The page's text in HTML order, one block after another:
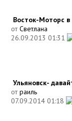
Восток-Моторс в
отСветлана
26.09.2013 01:31
Ульяновск-
отраиль
07.09.2014 01:18